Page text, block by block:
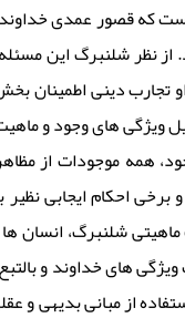
است که قصور عمدی
از نظر شلنبرگ این
تجارب دینی اطمینان
ویژگی های وجود و
همه موجودات از
احکام ایجابی
ماهیتی شلنبرگ،
های خداوند و
از مبانی بدیهی و